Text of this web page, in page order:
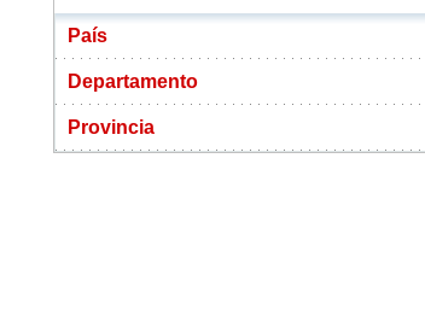
País
Departamento
Provincia